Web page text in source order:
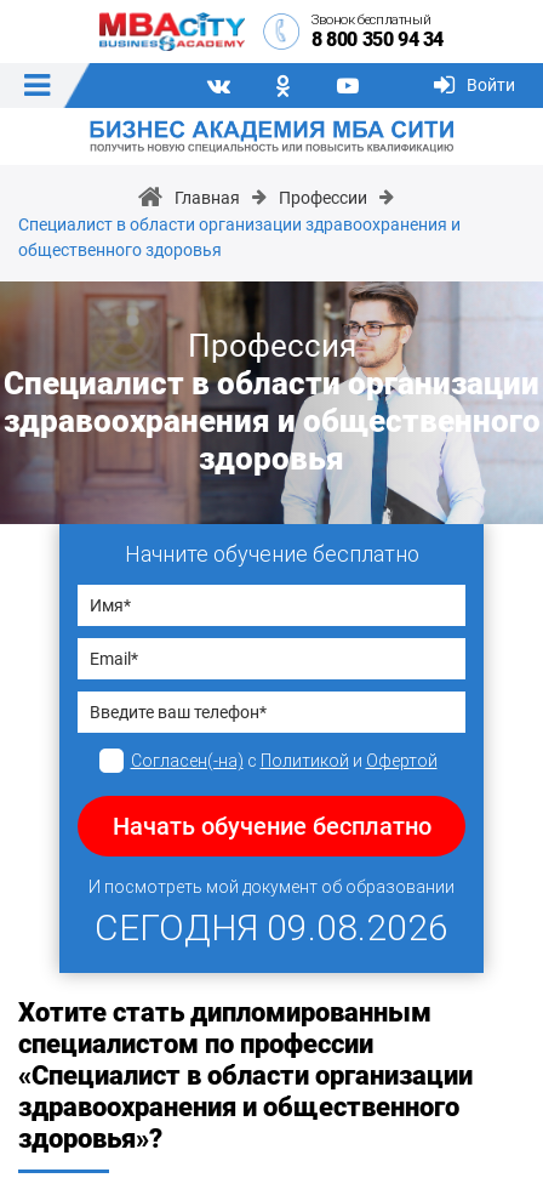
Звонок бесплатный
8 800 350 94 34
Войти
Главная
Профессии
Специалист в области организации здравоохранения и
общественного здоровья
Профессия
Специалист в области организации
здравоохранения и общественного
здоровья
Начните обучение бесплатно
Согласен(-на) с Политикой и Офертой
Начать обучение бесплатно
И посмотреть мой документ об образовании
СЕГОДНЯ 09.08.2026
Хотите стать дипломированным
специалистом по профессии
«Специалист в области организации
здравоохранения и общественного
здоровья»?